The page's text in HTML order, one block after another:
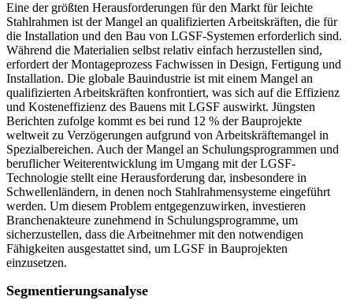
Eine der größten Herausforderungen für den Markt für leichte
Stahlrahmen ist der Mangel an qualifizierten Arbeitskräften, die für
die Installation und den Bau von LGSF-Systemen erforderlich sind.
Während die Materialien selbst relativ einfach herzustellen sind,
erfordert der Montageprozess Fachwissen in Design, Fertigung und
Installation. Die globale Bauindustrie ist mit einem Mangel an
qualifizierten Arbeitskräften konfrontiert, was sich auf die Effizienz
und Kosteneffizienz des Bauens mit LGSF auswirkt. Jüngsten
Berichten zufolge kommt es bei rund 12 % der Bauprojekte
weltweit zu Verzögerungen aufgrund von Arbeitskräftemangel in
Spezialbereichen. Auch der Mangel an Schulungsprogrammen und
beruflicher Weiterentwicklung im Umgang mit der LGSF-
Technologie stellt eine Herausforderung dar, insbesondere in
Schwellenländern, in denen noch Stahlrahmensysteme eingeführt
werden. Um diesem Problem entgegenzuwirken, investieren
Branchenakteure zunehmend in Schulungsprogramme, um
sicherzustellen, dass die Arbeitnehmer mit den notwendigen
Fähigkeiten ausgestattet sind, um LGSF in Bauprojekten
einzusetzen.
Segmentierungsanalyse